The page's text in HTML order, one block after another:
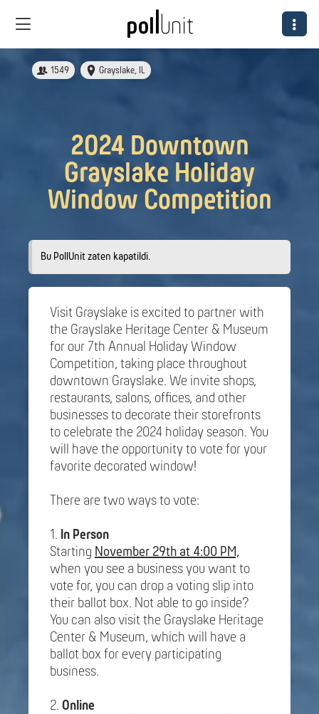
1549 Grayslake, IL
2024 Downtown
Grayslake Holiday
Window Competition
Bu PollUnit zaten kapatildi.
Visit Grayslake is excited to partner with
the Grayslake Heritage Center & Museum
for our 7th Annual Holiday Window
Competition, taking place throughout
downtown Grayslake. We invite shops,
restaurants, salons, offices, and other
businesses to decorate their storefronts
to celebrate the 2024 holiday season. You
will have the opportunity to vote for your
favorite decorated window!
There are two ways to vote:
1. In Person
Starting November 29th at 4:00 PM,
when you see a business you want to
vote for, you can drop a voting slip into
their ballot box. Not able to go inside?
You can also visit the Grayslake Heritage
Center & Museum, which will have a
ballot box for every participating
business.
2. Online